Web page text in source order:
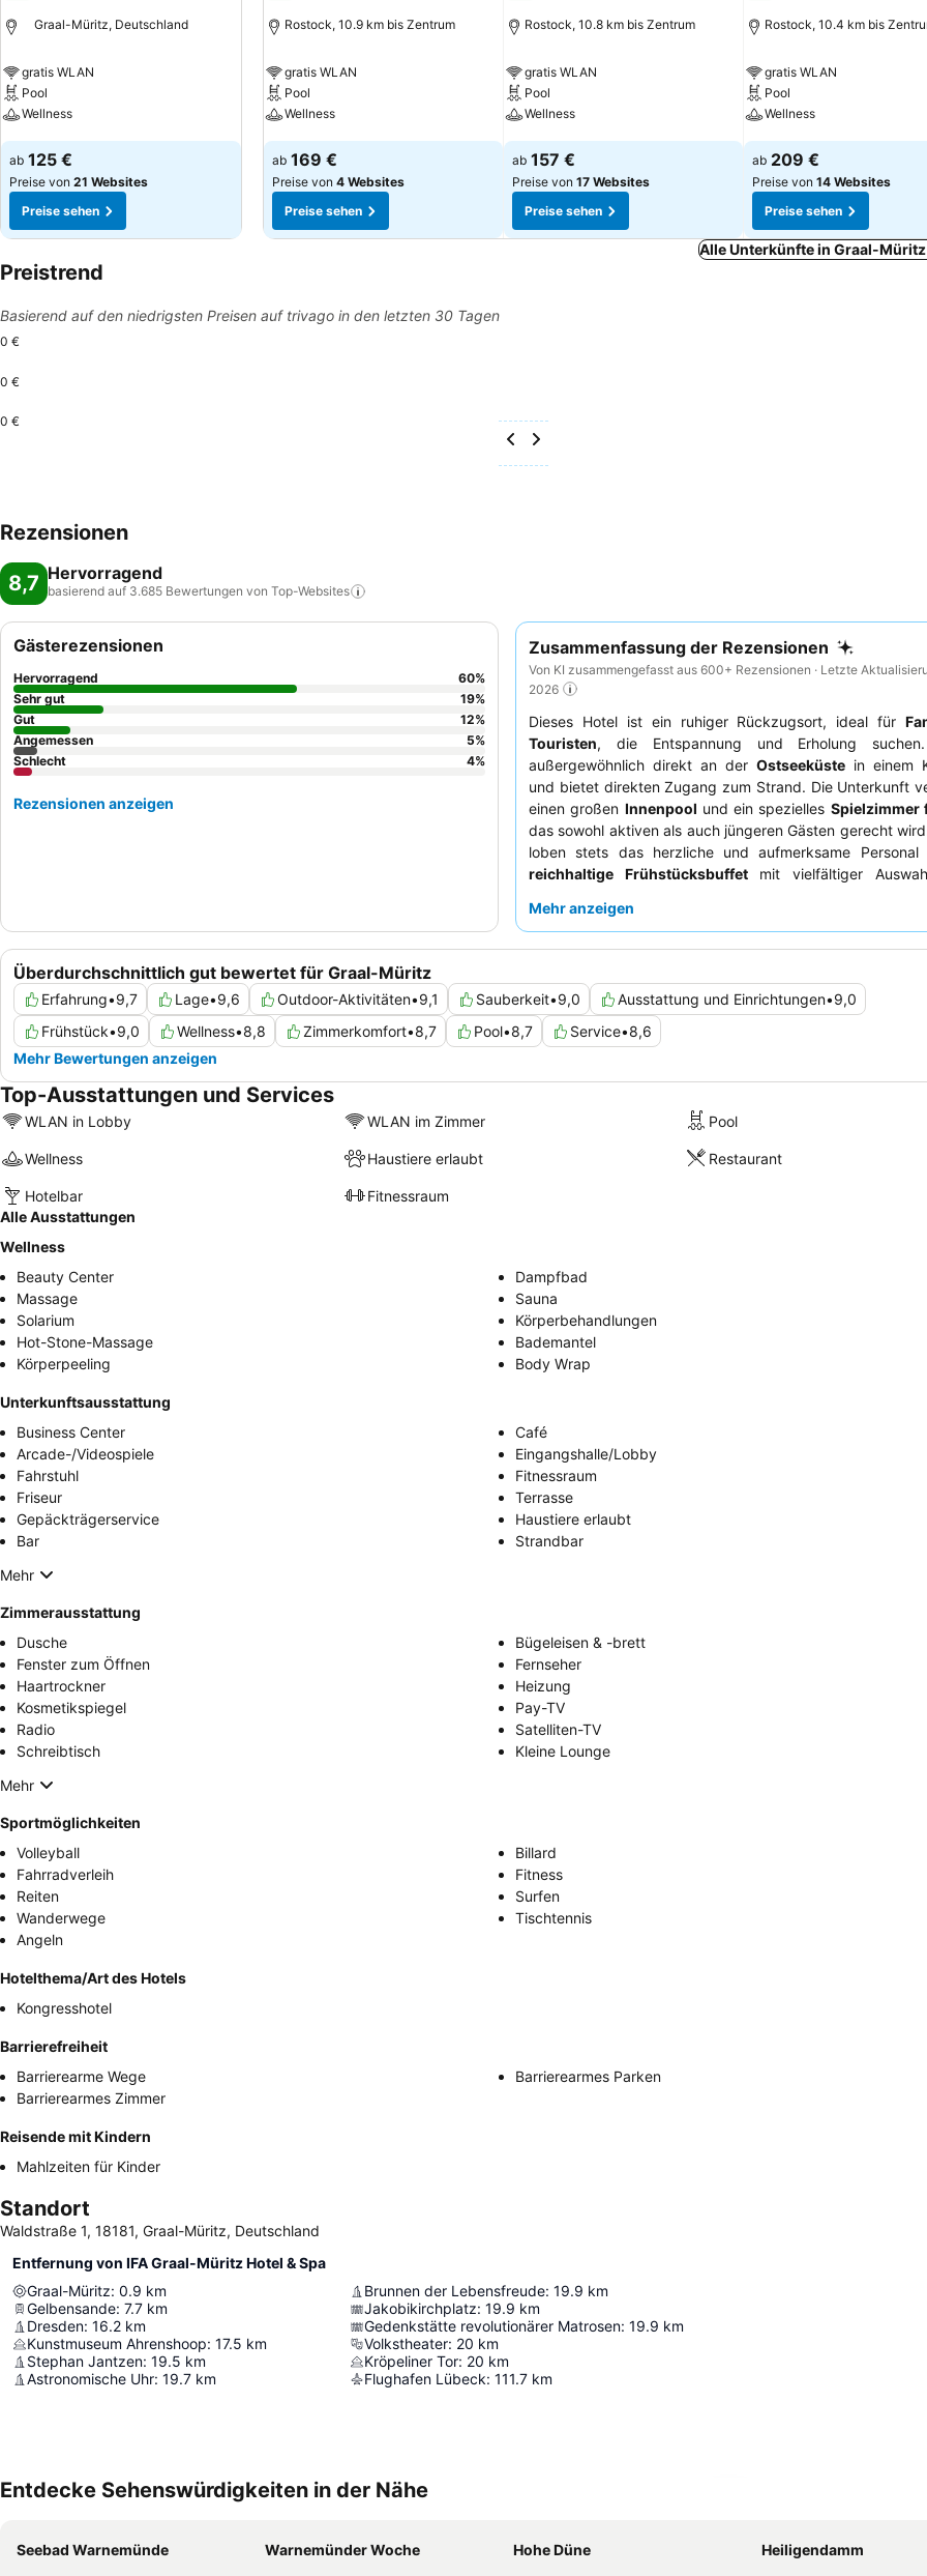
Graal-Müritz, Deutschland
gratis WLAN
Pool
Wellness
Preise sehen
ab 125 €
Preise von 21 Websites
Preise sehen
Rostock, 10.9 km bis Zentrum
gratis WLAN
Pool
Wellness
Preise sehen
ab 169 €
Preise von 4 Websites
Preise sehen
Rostock, 10.8 km bis Zentrum
gratis WLAN
Pool
Wellness
Preise sehen
ab 157 €
Preise von 17 Websites
Preise sehen
Rostock, 10.4 km bis
gratis WLAN
Pool
Wellness
Preise sehen
ab 209 €
Preise von 14 Websites
Preise sehen
Alle Unterkünfte in Graal-
Preistrend
Basierend auf den niedrigsten Preisen auf trivago in den letzten 30 Tagen
0 €
0 €
0 €
Rezensionen
8,7 Hervorragend
basierend auf 3.685 Bewertungen von Top-Websites
Zusammenfassung der Rezensionen
Von KI zusammengefasst aus 600+ Rezensionen · Letzte
2026
Dieses Hotel ist ein ruhiger Rückzugsort, ideal für
Touristen, die Entspannung und Erholung
außergewöhnlich direkt an der Ostseeküste in einem
und bietet direkten Zugang zum Strand. Die Unterkunft
einen großen Innenpool und ein spezielles Spielzimmer
das sowohl aktiven als auch jüngeren Gästen gerecht
loben stets das herzliche und aufmerksame Personal
reichhaltige Frühstücksbuffetmit vielfältiger
anzufragen.
Mehr anzeigen
Überdurchschnittlich gut bewertet für Graal-Müritz
Erfahrung•9,7 Lage•9,6 Outdoor-Aktivitäten•9,1 Sauberkeit•9,0 Ausstattung und Einrichtungen•9,0
Frühstück•9,0 Wellness•8,8 Zimmerkomfort•8,7 Pool•8,7 Service•8,6
Mehr Bewertungen anzeigen
Gästerezensionen
Hervorragend 60%
Sehr gut
19%
Gut
12%
Angemessen
5%
Schlecht
4%
Rezensionen anzeigen
Top-Ausstattungen und Services
WLAN in Lobby WLAN im Zimmer Pool
Wellness Haustiere erlaubt Restaurant
Hotelbar
Fitnessraum
Alle Ausstattungen
Wellness
Beauty Center
Dampfbad
Massage
Sauna
Solarium
Körperbehandlungen
Hot-Stone-Massage
Bademantel
Körperpeeling
Body Wrap
Unterkunftsausstattung
Business Center
Café
Arcade-/Videospiele
Eingangshalle/Lobby
Fahrstuhl
Fitnessraum
Friseur
Terrasse
Gepäckträgerservice
Haustiere erlaubt
Bar
Strandbar
Mehr
Zimmerausstattung
Dusche
Bügeleisen & -brett
Fenster zum Öffnen
Fernseher
Haartrockner
Heizung
Kosmetikspiegel
Pay-TV
Radio
Satelliten-TV
Schreibtisch
Kleine Lounge
Mehr
Sportmöglichkeiten
Volleyball
Billard
Fahrradverleih
Fitness
Reiten
Surfen
Wanderwege
Tischtennis
Angeln
Hotelthema/Art des Hotels
Kongresshotel
Barrierefreiheit
Barrierearme Wege
Barrierearmes Parken
Barrierearmes Zimmer
Reisende mit Kindern
Mahlzeiten für Kinder
Standort
Waldstraße 1, 18181, Graal-Müritz, Deutschland
Entfernung von IFA Graal-Müritz Hotel & Spa
Graal-Müritz: 0.9 km
Gelbensande: 7.7 km
Dresden: 16.2 km
Kunstmuseum Ahrenshoop: 17.5 km
Stephan Jantzen: 19.5 km
Astronomische Uhr: 19.7 km
Brunnen der Lebensfreude: 19.9 km
Jakobikirchplatz: 19.9 km
Gedenkstätte revolutionärer Matrosen: 19.9 km
Volkstheater: 20 km
Kröpeliner Tor: 20 km
Flughafen Lübeck: 111.7 km
Entdecke Sehenswürdigkeiten in der Nähe
Seebad Warnemünde Warnemünder Woche Hohe Düne
Heiligendamm